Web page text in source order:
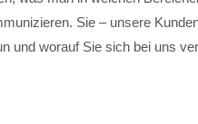
Sie – unsere
und worauf Sie sich bei uns